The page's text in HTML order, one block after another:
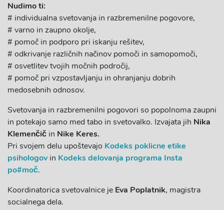
Nudimo ti:
# individualna svetovanja in razbremenilne pogovore,
# varno in zaupno okolje,
# pomoč in podporo pri iskanju rešitev,
# odkrivanje različnih načinov pomoči in samopomoči,
# osvetlitev tvojih močnih področij,
# pomoč pri vzpostavljanju in ohranjanju dobrih
medosebnih odnosov.
Svetovanja in razbremenilni pogovori so popolnoma zaupni
in potekajo samo med tabo in svetovalko. Izvajata jih Nika
Klemenčič in Nike Keres.
Pri svojem delu upoštevajo Kodeks poklicne etike
psihologovin Kodeks delovanja programa Insta
po#moč.
Koordinatorica svetovalnice je Eva Poplatnik, magistra
socialnega dela.